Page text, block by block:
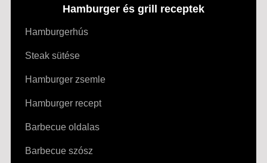
Hamburger és grill receptek
Hamburgerhús
Steak sütése
Hamburger zsemle
Hamburger recept
Barbecue oldalas
Barbecue szósz